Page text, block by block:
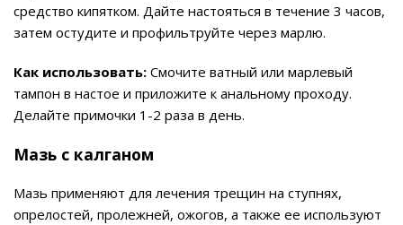
средство кипятком. Дайте настояться в течение 3 часов,
затем остудите и профильтруйте через марлю.
Как использовать: Смочите ватный или марлевый
тампон в настое и приложите к анальному проходу.
Делайте примочки 1-2 раза в день.
Мазь с калганом
Мазь применяют для лечения трещин на ступнях,
опрелостей, пролежней, ожогов, а также ее используют